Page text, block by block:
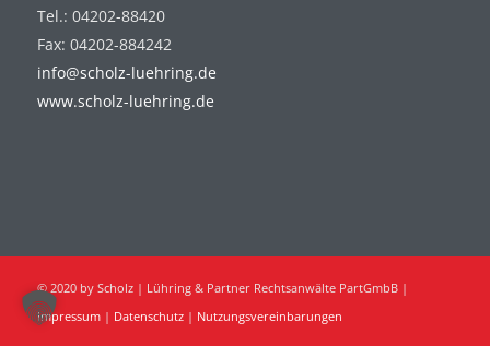
Tel.: 04202-88420
Fax: 04202-884242
info@scholz-luehring.de
www.scholz-luehring.de
© 2020 by Scholz | Lühring & Partner Rechtsanwälte PartGmbB |
Impressum| Datenschutz| Nutzungsvereinbarungen